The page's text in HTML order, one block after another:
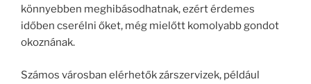
könnyebben meghibásodhatnak, ezért érdemes
időben cserélni őket, még mielőtt komolyabb gondot
okoznának.
Számos városban elérhetők zárszervizek, például